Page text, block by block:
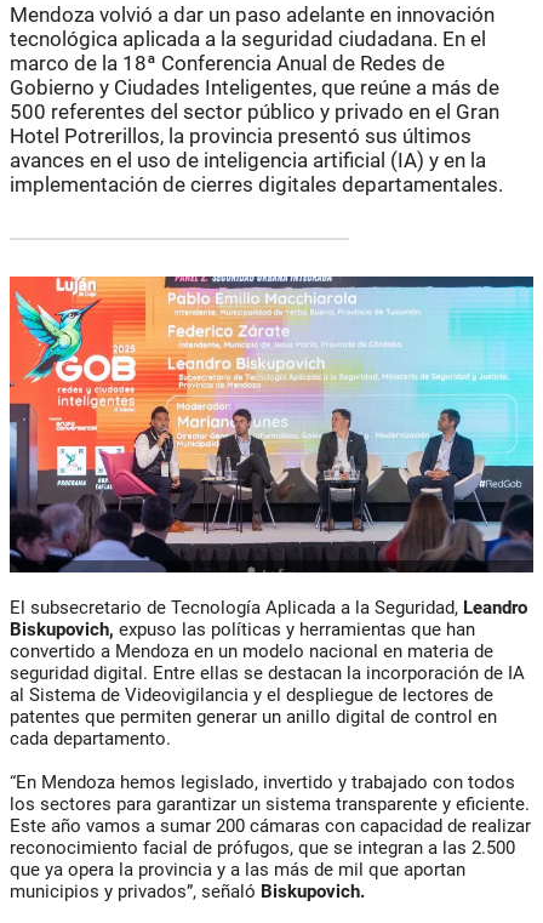
Mendoza volvió a dar un paso adelante en innovación
tecnológica aplicada a la seguridad ciudadana. En el
marco de la 18ª Conferencia Anual de Redes de
Gobierno y Ciudades Inteligentes, que reúne a más de
500 referentes del sector público y privado en el Gran
Hotel Potrerillos, la provincia presentó sus últimos
avances en el uso de inteligencia artificial (IA) y en la
implementación de cierres digitales departamentales.
El subsecretario de Tecnología Aplicada a la Seguridad, Leandro
Biskupovich, expuso las políticas y herramientas que han
convertido a Mendoza en un modelo nacional en materia de
seguridad digital. Entre ellas se destacan la incorporación de IA
al Sistema de Videovigilancia y el despliegue de lectores de
patentes que permiten generar un anillo digital de control en
cada departamento.
“En Mendoza hemos legislado, invertido y trabajado con todos
los sectores para garantizar un sistema transparente y eficiente.
Este año vamos a sumar 200 cámaras con capacidad de realizar
reconocimiento facial de prófugos, que se integran a las 2.500
que ya opera la provincia y a las más de mil que aportan
municipios y privados”, señaló Biskupovich.